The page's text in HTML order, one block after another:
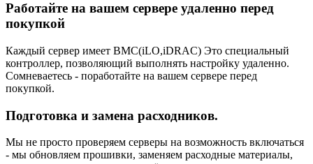
Работайте на вашем сервере удаленно перед
покупкой
Каждый сервер имеет BMC(iLO,iDRAC) Это специальный
контроллер, позволяющий выполнять настройку удаленно.
Сомневаетесь - поработайте на вашем сервере перед
покупкой.
Подготовка и замена расходников.
Мы не просто проверяем серверы на возможность включаться
- мы обновляем прошивки, заменяем расходные материалы,